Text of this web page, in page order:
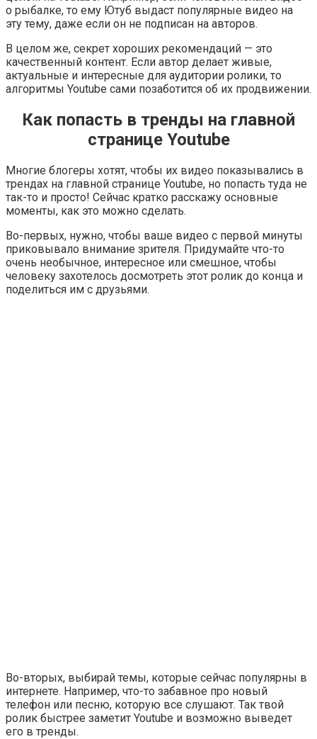
о рыбалке, то ему Ютуб выдаст популярные видео на
эту тему, даже если он не подписан на авторов.
В целом же, секрет хороших рекомендаций — это
качественный контент. Если автор делает живые,
актуальные и интересные для аудитории ролики, то
алгоритмы Youtube сами позаботится об их продвижении.
Как попасть в тренды на главной
странице Youtube
Многие блогеры хотят, чтобы их видео показывались в
трендах на главной странице Youtube, но попасть туда не
так-то и просто! Сейчас кратко расскажу основные
моменты, как это можно сделать.
Во-первых, нужно, чтобы ваше видео с первой минуты
приковывало внимание зрителя. Придумайте что-то
очень необычное, интересное или смешное, чтобы
человеку захотелось досмотреть этот ролик до конца и
поделиться им с друзьями.
Во-вторых, выбирай темы, которые сейчас популярны в
интернете. Например, что-то забавное про новый
телефон или песню, которую все слушают. Так твой
ролик быстрее заметит Youtube и возможно выведет
его в тренды.